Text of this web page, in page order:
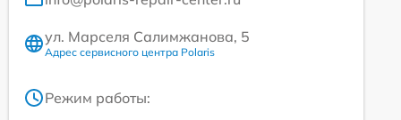
ул. Марселя Салимжанова, 5
Адрес сервисного центра Polaris
Режим работы: